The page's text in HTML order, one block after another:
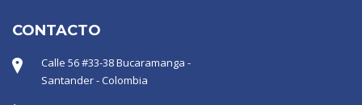
CONTACTO
Calle 56 #33-38 Bucaramanga -
Santander - Colombia